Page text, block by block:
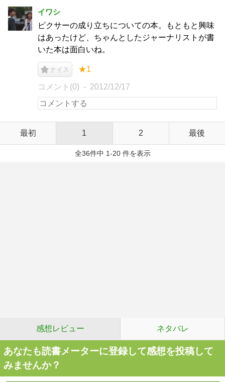
イワシ
ピクサーの成り立ちについての本。もともと興味
はあったけど、ちゃんとしたジャーナリストが書
いた本は面白いね。
ナイス ★1
コメント(0) 2012/12/17
最初 1 2 最後
全36件中 1-20 件を表示
感想レビュー ネタバレ
あなたも読書メーターに登録して感想を投稿して
みませんか？